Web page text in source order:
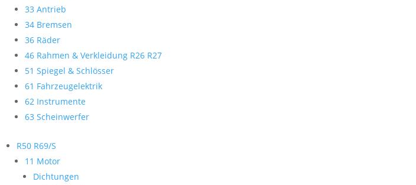
33 Antrieb
34 Bremsen
36 Räder
46 Rahmen & Verkleidung R26 R27
51 Spiegel & Schlösser
61 Fahrzeugelektrik
62 Instrumente
63 Scheinwerfer
R50 R69/S
11 Motor
Dichtungen